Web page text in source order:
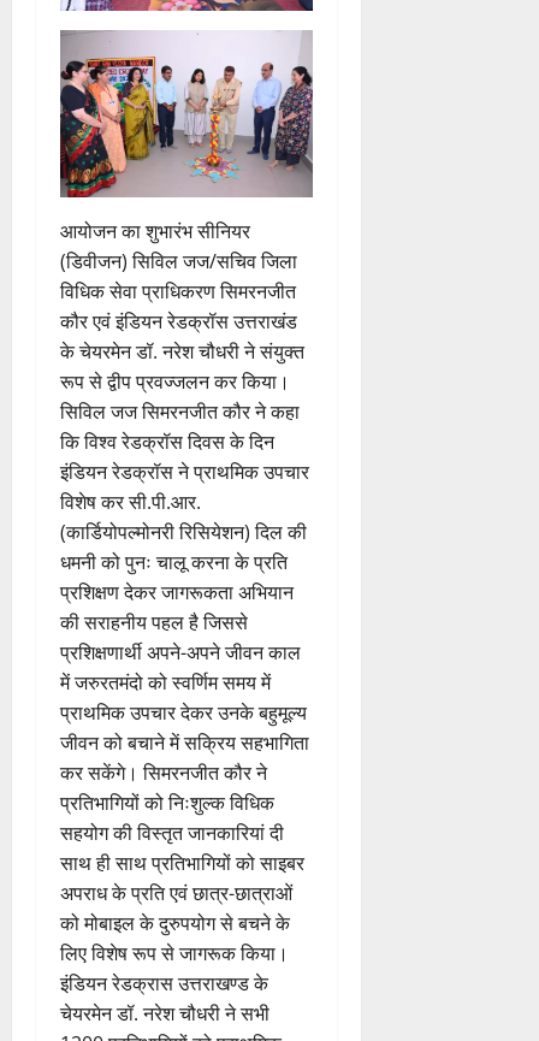
आयोजन का शुभारंभ सीनियर
(डिवीजन) सिविल जज/सचिव जिला
विधिक सेवा प्राधिकरण सिमरनजीत
कौर एवं इंडियन रेडक्रॉस उत्तराखंड
के चेयरमेन डॉ. नरेश चौधरी ने संयुक्त
रूप से द्वीप प्रवज्जलन कर किया।
सिविल जज सिमरनजीत कौर ने कहा
कि विश्व रेडक्रॉस दिवस के दिन
इंडियन रेडक्रॉस ने प्राथमिक उपचार
विशेष कर सी.पी.आर.
(कार्डियोपल्मोनरी रिसियेशन) दिल की
धमनी को पुनः चालू करना के प्रति
प्रशिक्षण देकर जागरूकता अभियान
की सराहनीय पहल है जिससे
प्रशिक्षणार्थी अपने-अपने जीवन काल
में जरुरतमंदो को स्वर्णिम समय में
प्राथमिक उपचार देकर उनके बहुमूल्य
जीवन को बचाने में सक्रिय सहभागिता
कर सकेंगे। सिमरनजीत कौर ने
प्रतिभागियों को निःशुल्क विधिक
सहयोग की विस्तृत जानकारियां दी
साथ ही साथ प्रतिभागियों को साइबर
अपराध के प्रति एवं छात्र-छात्राओं
को मोबाइल के दुरुपयोग से बचने के
लिए विशेष रूप से जागरूक किया।
इंडियन रेडक्रास उत्तराखण्ड के
चेयरमेन डॉ. नरेश चौधरी ने सभी